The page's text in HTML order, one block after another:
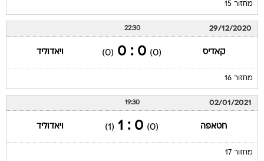
מחזור 15
29/12/2020
22:30
קאדיס (0)
0 : 0
(0) ויאדוליד
מחזור 16
02/01/2021
19:30
חטאפה (0)
0 : 1
(1) ויאדוליד
מחזור 17